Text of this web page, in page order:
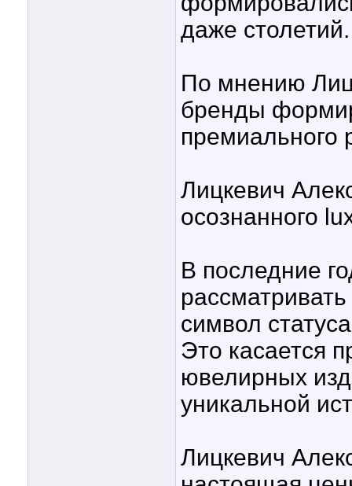
даже столетий.
По мнению
бренды
премиального
Лицкевич
осознанного
В последние
символ
Это касается
ювелирных
уникальной
Лицкевич